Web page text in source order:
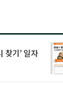
찾기’ 일자